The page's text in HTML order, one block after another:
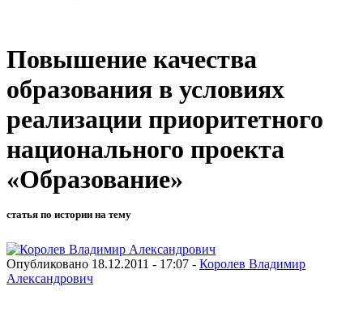
Повышение качества
образования в условиях
реализации приоритетного
национального проекта
«Образование»
статья по истории на тему
Опубликовано 18.12.2011 - 17:07 - Королев Владимир
Александрович